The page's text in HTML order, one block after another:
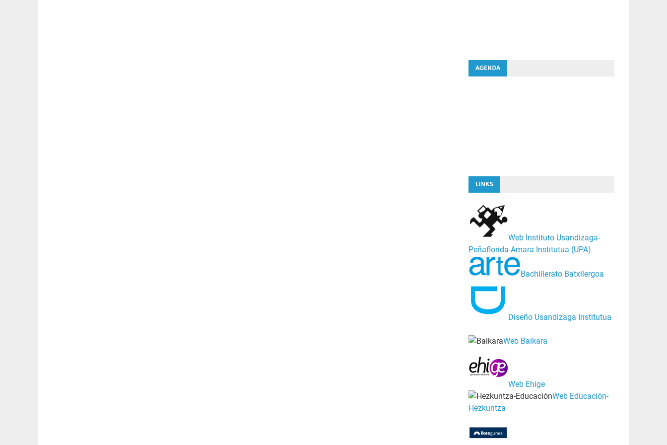
AGENDA
LINKS
Web Instituto Usandizaga-
Peñaflorida-Amara Institutua (UPA)
Bachillerato Batxilergoa
Diseño Usandizaga Institutua
Web Baikara
Web Ehige
Web Educación-
Hezkuntza